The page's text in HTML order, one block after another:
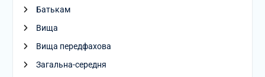
Батькам
Вища
Вища передфахова
Загальна-середня